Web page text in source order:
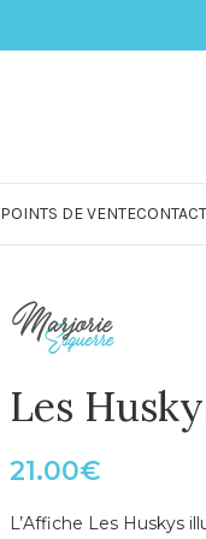
POINTS DE VENTECONTACT
Les
21.00€
L’Affiche Les Huskys